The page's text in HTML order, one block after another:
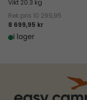
Vikt 20.3 kg
Rek.pris 10 299,95
8 699,95 kr
I lager